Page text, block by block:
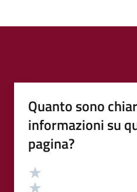
Quanto sono
informazioni su
pagina?
Valutazione